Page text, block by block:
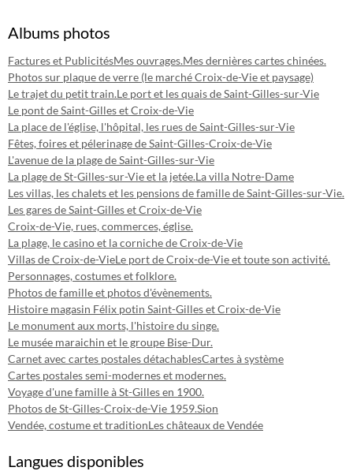
Albums photos
Factures et PublicitésMes ouvrages.Mes dernières cartes chinées.
Photos sur plaque de verre (le marché Croix-de-Vie et paysage)
Le trajet du petit train.Le port et les quais de Saint-Gilles-sur-Vie
Le pont de Saint-Gilles et Croix-de-Vie
La place de l'église, l'hôpital, les rues de Saint-Gilles-sur-Vie
Fêtes, foires et pélerinage de Saint-Gilles-Croix-de-Vie
L'avenue de la plage de Saint-Gilles-sur-Vie
La plage de St-Gilles-sur-Vie et la jetée.La villa Notre-Dame
Les villas, les chalets et les pensions de famille de Saint-Gilles-sur-Vie.
Les gares de Saint-Gilles et Croix-de-Vie
Croix-de-Vie, rues, commerces, église.
La plage, le casino et la corniche de Croix-de-Vie
Villas de Croix-de-VieLe port de Croix-de-Vie et toute son activité.
Personnages, costumes et folklore.
Photos de famille et photos d'évènements.
Histoire magasin Félix potin Saint-Gilles et Croix-de-Vie
Le monument aux morts, l'histoire du singe.
Le musée maraichin et le groupe Bise-Dur.
Carnet avec cartes postales détachablesCartes à système
Cartes postales semi-modernes et modernes.
Voyage d'une famille à St-Gilles en 1900.
Photos de St-Gilles-Croix-de-Vie 1959.Sion
Vendée, costume et traditionLes châteaux de Vendée
Langues disponibles